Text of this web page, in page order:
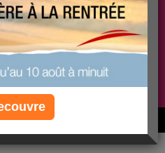
PLUS
COACHING
le régime gratuit
réappris à manger avec nous